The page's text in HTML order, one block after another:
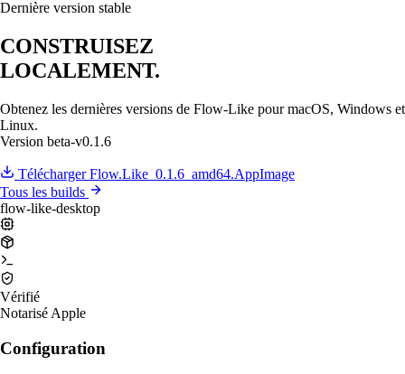
Dernière version stable
CONSTRUISEZ
LOCALEMENT.
Obtenez les dernières versions de Flow-Like pour macOS, Windows et
Linux.
Version beta-v0.1.6
Télécharger Flow.Like_0.1.6_amd64.AppImage
Tous les builds
flow-like-desktop
Vérifié
Notarisé Apple
Configuration